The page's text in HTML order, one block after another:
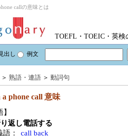
callの意味とは
TOEFL・TOEIC・英検
出し 例文
＞ 熟語・連語 ＞ 動詞句
phone call 意味
】
返し電話する
語：
call back